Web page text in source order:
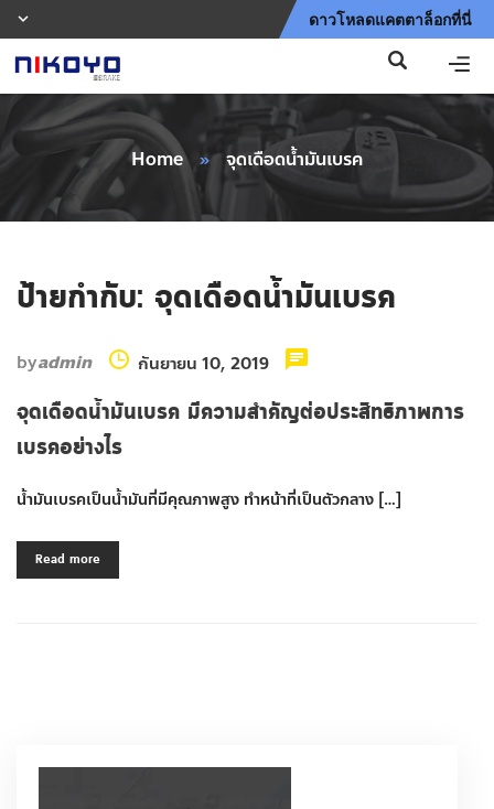
ดาวโหลดแคตตาล็อกที่นี่
Home » จุดเดือดน้ำมันเบรค
ป้ายกำกับ: จุดเดือดน้ำมันเบรค
byadmin กันยายน 10, 2019
จุดเดือดน้ำมันเบรค มีความสำคัญต่อประสิทธิภาพการ
เบรคอย่างไร
น้ำมันเบรคเป็นน้ำมันที่มีคุณภาพสูง ทำหน้าที่เป็นตัวกลาง […]
Read more